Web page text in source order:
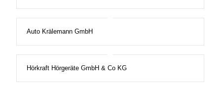
Auto Krälemann GmbH
Hörkraft Hörgeräte GmbH & Co KG